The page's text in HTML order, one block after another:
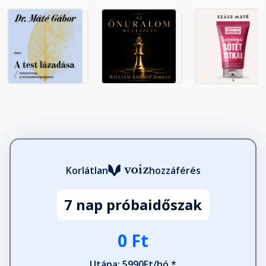
15. Fehérjék és zsírok
rangsorolása: stratégia
Fejezet hossza: 00:02:45
taktika
Fejezet hossza: 00:21:44
Korlátlan hozzáférés
7 nap próbaidőszak
0 Ft